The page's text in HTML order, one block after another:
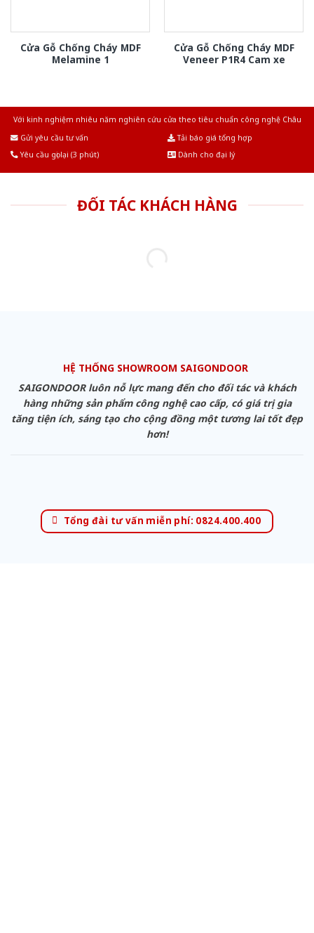
Cửa Gỗ Chống Cháy MDF
Melamine 1
Cửa Gỗ Chống Cháy MDF
Veneer P1R4 Cam xe
Với kinh nghiệm nhiêu năm nghiên cứu cửa theo tiêu chuẩn công nghệ Châu
Gửi yêu cầu tư vấn
Tải báo giá tổng hợp
Yêu cầu gọi lại (3 phút)
Dành cho đại lý
ĐỐI TÁC KHÁCH HÀNG
HỆ THỐNG SHOWROOM SAIGONDOOR
SAIGONDOOR luôn nỗ lực mang đến cho đối tác và khách
hàng những sản phẩm công nghệ cao cấp, có giá trị gia
tăng tiện ích, sáng tạo cho cộng đồng một tương lai tốt đẹp
hơn!
Tổng đài tư vấn miễn phí: 0824.400.400